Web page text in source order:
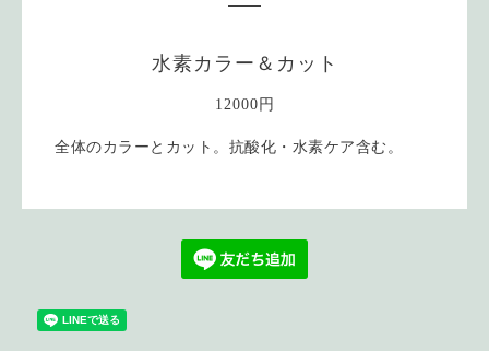
水素カラー＆カット
12000円
全体のカラーとカット。抗酸化・水素ケア含む。